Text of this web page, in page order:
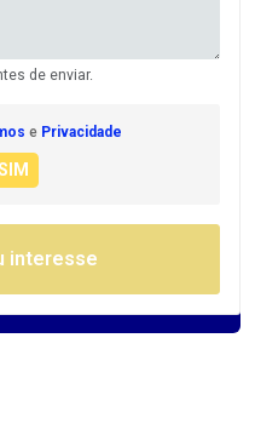
de enviar.
e Privacidade
interesse